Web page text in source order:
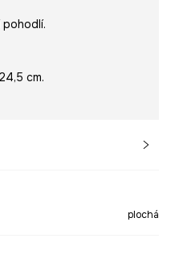
cm.
plochá